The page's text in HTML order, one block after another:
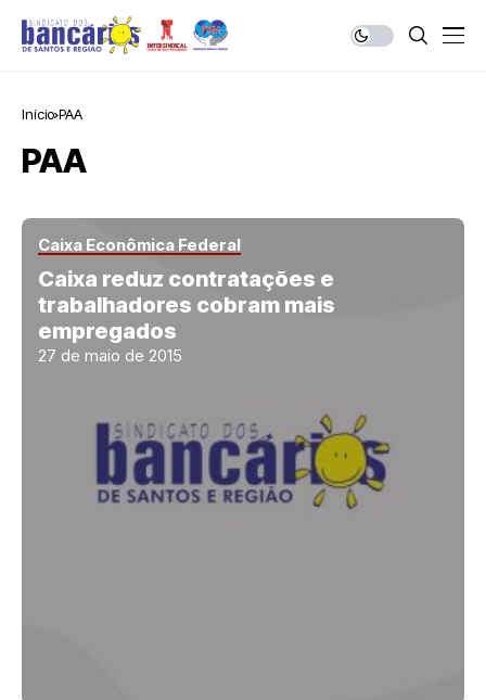
Início PAA
PAA
Caixa Econômica Federal
Caixa reduz contratações e
trabalhadores cobram mais
empregados
27 de maio de 2015